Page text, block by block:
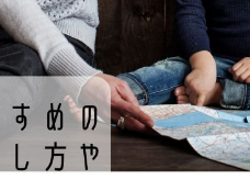
学び・教育